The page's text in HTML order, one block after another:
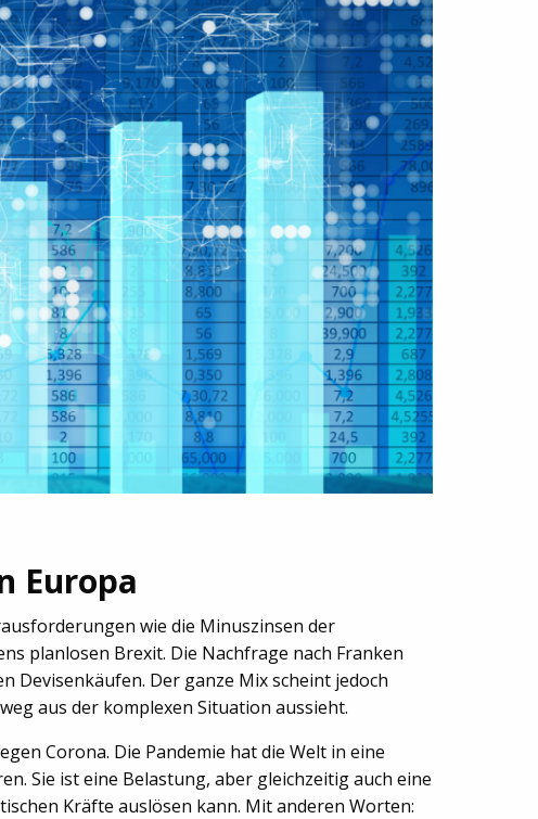
Europa
wie die Minuszinsen der
planlosen Brexit. Die Nachfrage nach Franken
Devisenkäufen. Der ganze Mix scheint jedoch
aus der komplexen Situation aussieht.
Corona. Die Pandemie hat die Welt in eine
Sie ist eine Belastung, aber gleichzeitig auch eine
Kräfte auslösen kann. Mit anderen Worten: